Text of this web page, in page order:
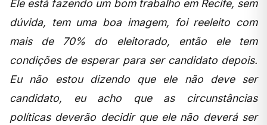
Ele está fazendo um bom trabalho em Recife, sem
dúvida, tem uma boa imagem, foi reeleito com
mais de 70% do eleitorado, então ele tem
condições de esperar para ser candidato depois.
Eu não estou dizendo que ele não deve ser
candidato, eu acho que as circunstâncias
políticas deverão decidir que ele não deverá ser